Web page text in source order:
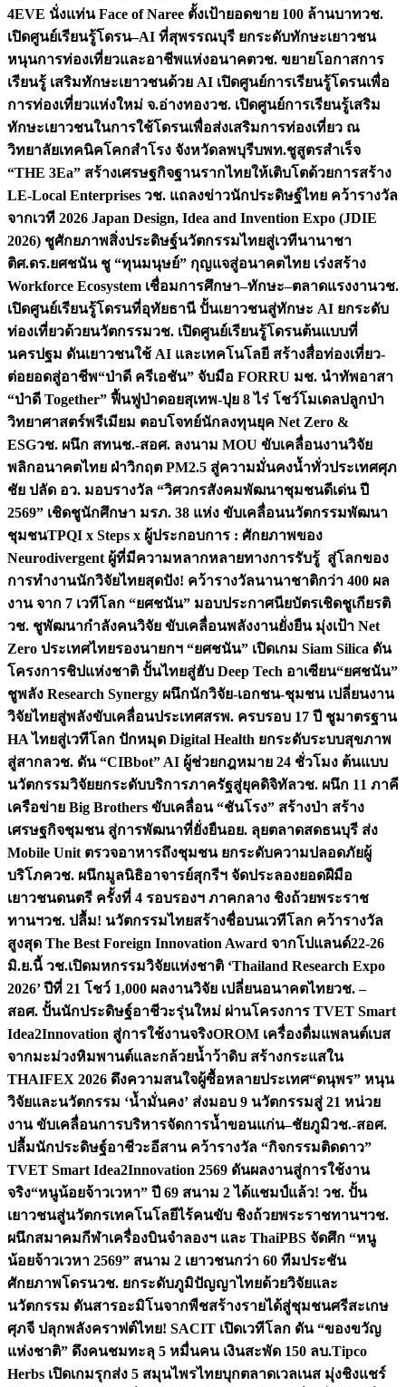
4EVE นั่งแท่น Face of Naree ตั้งเป้ายอดขาย 100 ล้านบาทวช.
เปิดศูนย์เรียนรู้โดรน–AI ที่สุพรรณบุรี ยกระดับทักษะเยาวชน
หนุนการท่องเที่ยวและอาชีพแห่งอนาคตวช. ขยายโอกาสการ
เรียนรู้ เสริมทักษะเยาวชนด้วย AI เปิดศูนย์การเรียนรู้โดรนเพื่อ
การท่องเที่ยวแห่งใหม่ จ.อ่างทองวช. เปิดศูนย์การเรียนรู้เสริม
ทักษะเยาวชนในการใช้โดรนเพื่อส่งเสริมการท่องเที่ยว ณ
วิทยาลัยเทคนิคโคกสำโรง จังหวัดลพบุรีบพท.ชูสูตรสำเร็จ
“THE 3Ea” สร้างเศรษฐกิจฐานรากไทยให้เติบโตด้วยการสร้าง
LE-Local Enterprises วช. แถลงข่าวนักประดิษฐ์ไทย คว้ารางวัล
จากเวที 2026 Japan Design, Idea and Invention Expo (JDIE
2026) ชูศักยภาพสิ่งประดิษฐ์นวัตกรรมไทยสู่เวทีนานาชา
ติศ.ดร.ยศชนัน ชู “ทุนมนุษย์” กุญแจสู่อนาคตไทย เร่งสร้าง
Workforce Ecosystem เชื่อมการศึกษา–ทักษะ–ตลาดแรงงานวช.
เปิดศูนย์เรียนรู้โดรนที่อุทัยธานี ปั้นเยาวชนสู่ทักษะ AI ยกระดับ
ท่องเที่ยวด้วยนวัตกรรมวช. เปิดศูนย์เรียนรู้โดรนต้นแบบที่
นครปฐม ดันเยาวชนใช้ AI และเทคโนโลยี สร้างสื่อท่องเที่ยว-
ต่อยอดสู่อาชีพ“ป่าดี ครีเอชัน” จับมือ FORRU มช. นำทัพอาสา
“ป่าดี Together” ฟื้นฟูป่าดอยสุเทพ-ปุย 8 ไร่ โชว์โมเดลปลูกป่า
วิทยาศาสตร์พรีเมียม ตอบโจทย์นักลงทุนยุค Net Zero &
ESGวช. ผนึก สทนช.-สอศ. ลงนาม MOU ขับเคลื่อนงานวิจัย
พลิกอนาคตไทย ฝ่าวิกฤต PM2.5 สู่ความมั่นคงน้ำทั่วประเทศศุภ
ชัย ปลัด อว. มอบรางวัล “วิศวกรสังคมพัฒนาชุมชนดีเด่น ปี
2569” เชิดชูนักศึกษา มรภ. 38 แห่ง ขับเคลื่อนนวัตกรรมพัฒนา
ชุมชนTPQI x Steps x ผู้ประกอบการ : ศักยภาพของ
Neurodivergent ผู้ที่มีความหลากหลายทางการรับรู้ สู่โลกของ
การทำงานนักวิจัยไทยสุดปัง! คว้ารางวัลนานาชาติกว่า 400 ผล
งาน จาก 7 เวทีโลก “ยศชนัน” มอบประกาศนียบัตรเชิดชูเกียรติ
วช. ชูพัฒนากำลังคนวิจัย ขับเคลื่อนพลังงานยั่งยืน มุ่งเป้า Net
Zero ประเทศไทยรองนายกฯ “ยศชนัน” เปิดเกม Siam Silica ดัน
โครงการชิปแห่งชาติ ปั้นไทยสู่ฮับ Deep Tech อาเซียน“ยศชนัน”
ชูพลัง Research Synergy ผนึกนักวิจัย-เอกชน-ชุมชน เปลี่ยนงาน
วิจัยไทยสู่พลังขับเคลื่อนประเทศสรพ. ครบรอบ 17 ปี ชูมาตรฐาน
HA ไทยสู่เวทีโลก ปักหมุด Digital Health ยกระดับระบบสุขภาพ
สู่สากลวช. ดัน “CIBbot” AI ผู้ช่วยกฎหมาย 24 ชั่วโมง ต้นแบบ
นวัตกรรมวิจัยยกระดับบริการภาครัฐสู่ยุคดิจิทัลวช. ผนึก 11 ภาคี
เครือข่าย Big Brothers ขับเคลื่อน “ชันโรง” สร้างป่า สร้าง
เศรษฐกิจชุมชน สู่การพัฒนาที่ยั่งยืนอย. ลุยตลาดสดธนบุรี ส่ง
Mobile Unit ตรวจอาหารถึงชุมชน ยกระดับความปลอดภัยผู้
บริโภควช. ผนึกมูลนิธิอาจารย์สุกรีฯ จัดประลองยอดฝีมือ
เยาวชนดนตรี ครั้งที่ 4 รอบรองฯ ภาคกลาง ชิงถ้วยพระราช
ทานฯวช. ปลื้ม! นวัตกรรมไทยสร้างชื่อบนเวทีโลก คว้ารางวัล
สูงสุด The Best Foreign Innovation Award จากโปแลนด์22-26
มิ.ย.นี้ วช.เปิดมหกรรมวิจัยแห่งชาติ ‘Thailand Research Expo
2026’ ปีที่ 21 โชว์ 1,000 ผลงานวิจัย เปลี่ยนอนาคตไทยวช. –
สอศ. ปั้นนักประดิษฐ์อาชีวะรุ่นใหม่ ผ่านโครงการ TVET Smart
Idea2Innovation สู่การใช้งานจริงOROM เครื่องดื่มแพลนต์เบส
จากมะม่วงหิมพานต์และกล้วยน้ำว้าดิบ สร้างกระแสใน
THAIFEX 2026 ดึงความสนใจผู้ซื้อหลายประเทศ“ดนุพร” หนุน
วิจัยและนวัตกรรม ‘น้ำมั่นคง’ ส่งมอบ 9 นวัตกรรมสู่ 21 หน่วย
งาน ขับเคลื่อนการบริหารจัดการน้ำขอนแก่น–ชัยภูมิวช.-สอศ.
ปลื้มนักประดิษฐ์อาชีวะอีสาน คว้ารางวัล “กิจกรรมติดดาว”
TVET Smart Idea2Innovation 2569 ดันผลงานสู่การใช้งาน
จริง“หนูน้อยจ้าวเวหา” ปี 69 สนาม 2 ได้แชมป์แล้ว! วช. ปั้น
เยาวชนสู่นวัตกรเทคโนโลยีไร้คนขับ ชิงถ้วยพระราชทานฯวช.
ผนึกสมาคมกีฬาเครื่องบินจำลองฯ และ ThaiPBS จัดศึก “หนู
น้อยจ้าวเวหา 2569” สนาม 2 เยาวชนกว่า 60 ทีมประชัน
ศักยภาพโดรนวช. ยกระดับภูมิปัญญาไทยด้วยวิจัยและ
นวัตกรรม ดันสารอะมิโนจากพืชสร้างรายได้สู่ชุมชนศรีสะเกษ
ศุภจี ปลุกพลังคราฟต์ไทย! SACIT เปิดเวทีโลก ดัน “ของขวัญ
แห่งชาติ” ดึงคนชมทะลุ 5 หมื่นคน เงินสะพัด 150 ลบ.Tipco
Herbs เปิดเกมรุกส่ง 5 สมุนไพรไทยบุกตลาดเวลเนส มุ่งชิงแชร์